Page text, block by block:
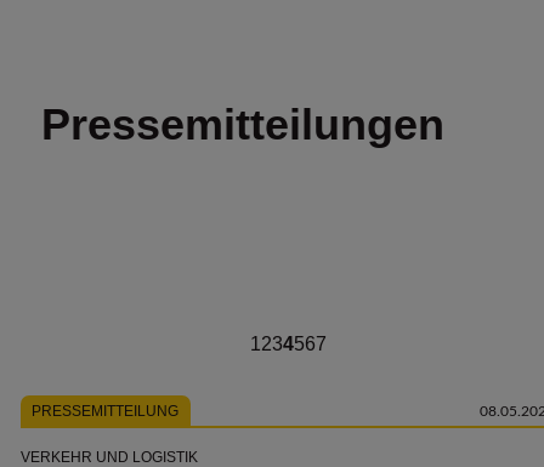
Pressemittei­lungen
1234567
PRESSEMITTEILUNG
VERKEHR UND LOGISTIK